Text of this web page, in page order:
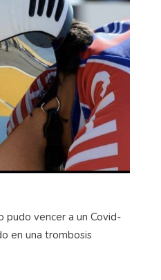
pudo vencer a un Covid-
en una trombosis